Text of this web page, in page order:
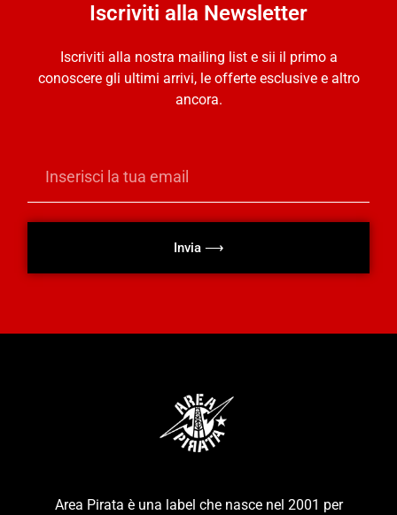
Iscriviti alla Newsletter
Iscriviti alla nostra mailing list e sii il primo a
conoscere gli ultimi arrivi, le offerte esclusive e altro
ancora.
Invia ⟶
Area Pirata è una label che nasce nel 2001 per